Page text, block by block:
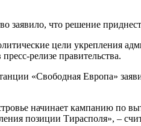
что решение
цели укрепления
релизе правительства.
«Свободная Европа»
начинает кампанию по
позиции Тирасполя», –